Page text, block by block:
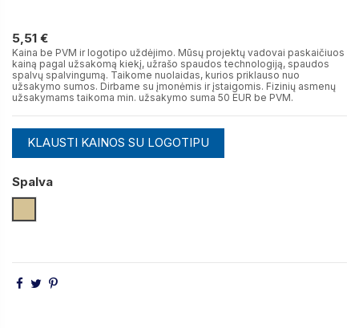
5,51 €
Kaina be PVM ir logotipo uždėjimo. Mūsų projektų vadovai paskaičiuos
kainą pagal užsakomą kiekį, užrašo spaudos technologiją, spaudos
spalvų spalvingumą. Taikome nuolaidas, kurios priklauso nuo
užsakymo sumos. Dirbame su įmonėmis ir įstaigomis. Fizinių asmenų
užsakymams taikoma min. užsakymo suma 50 EUR be PVM.
KLAUSTI KAINOS SU LOGOTIPU
Spalva